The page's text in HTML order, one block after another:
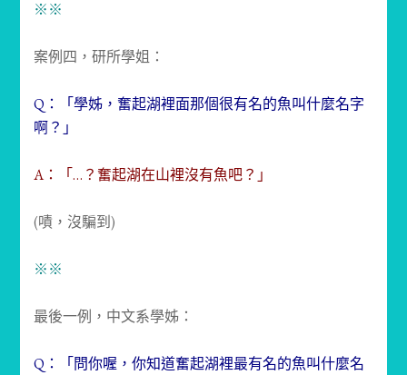
※※
案例四，研所學姐：
Q：「學姊，奮起湖裡面那個很有名的魚叫什麼名字
啊？」
A：「…？奮起湖在山裡沒有魚吧？」
(嘖，沒騙到)
※※
最後一例，中文系學姊：
Q：「問你喔，你知道奮起湖裡最有名的魚叫什麼名